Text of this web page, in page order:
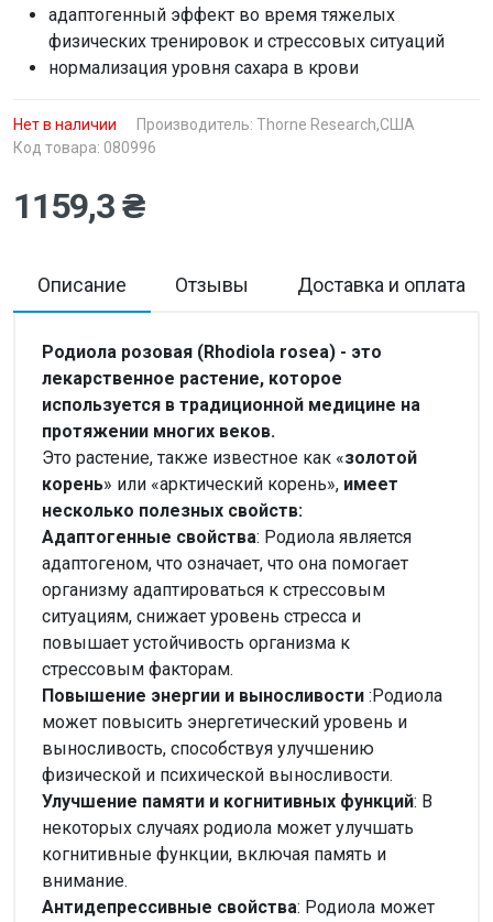
адаптогенный эффект во время тяжелых
физических тренировок и стрессовых ситуаций
нормализация уровня сахара в крови
Нет в наличии Производитель: Thorne Research,США
Код товара: 080996
1159,3 ₴
Описание Отзывы Доставка и оплата
Родиола розовая (Rhodiola rosea) - это
лекарственное растение, которое
используется в традиционной медицине на
протяжении многих веков.
Это растение, также известное как «золотой
корень» или «арктический корень», имеет
несколько полезных свойств:
Адаптогенные свойства: Родиола является
адаптогеном, что означает, что она помогает
организму адаптироваться к стрессовым
ситуациям, снижает уровень стресса и
повышает устойчивость организма к
стрессовым факторам.
Повышение энергии и выносливости :Родиола
может повысить энергетический уровень и
выносливость, способствуя улучшению
физической и психической выносливости.
Улучшение памяти и когнитивных функций: В
некоторых случаях родиола может улучшать
когнитивные функции, включая память и
внимание.
Антидепрессивные свойства: Родиола может